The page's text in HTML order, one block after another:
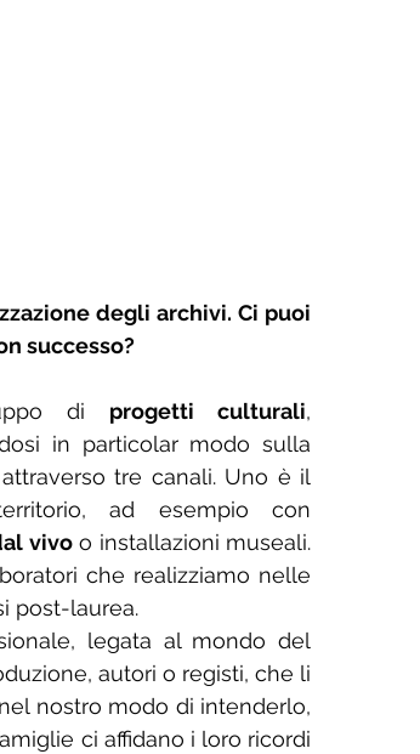
degli archivi. Ci puoi
successo?
di progetti culturali
tre canali. Uno è il
ad esempio con
vivo o installazioni museali.
che realizziamo nelle
post-laurea.
autori o registi, che li
nostro modo di intenderlo,
ci affidano i loro ricordi